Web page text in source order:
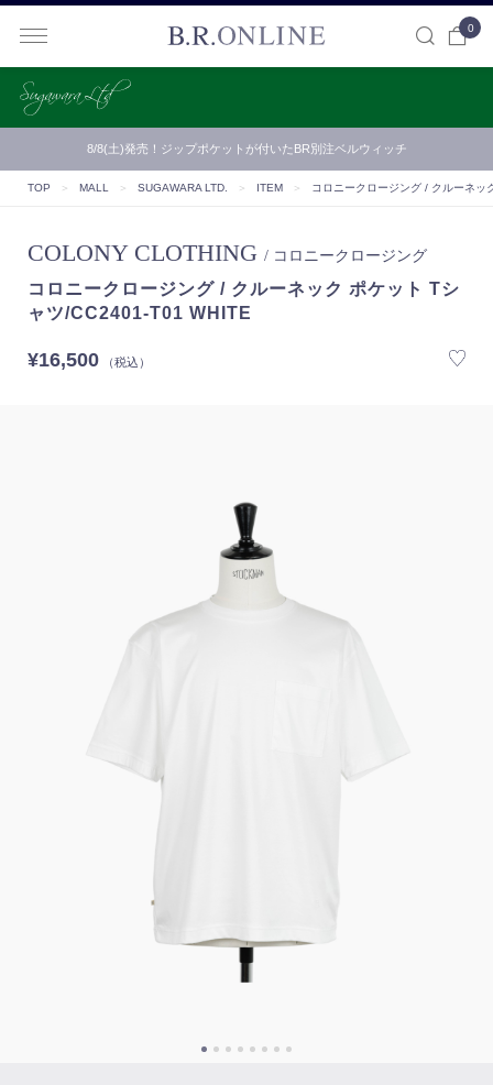
0
8/8(土)発売！ジップポケットが付いたBR別注ベルウィッチ
TOP ＞ MALL ＞ SUGAWARA LTD. ＞ ITEM ＞ コロニークロージング / クルーネ
COLONY CLOTHING / コロニークロージング
コロニークロージング / クルーネック ポケット Tシ
ャツ/CC2401-T01 WHITE
¥16,500（税込）